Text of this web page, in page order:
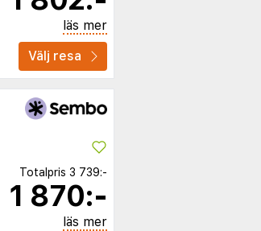
läs mer
Välj resa
Totalpris 3 739:-
1 870:-
läs mer